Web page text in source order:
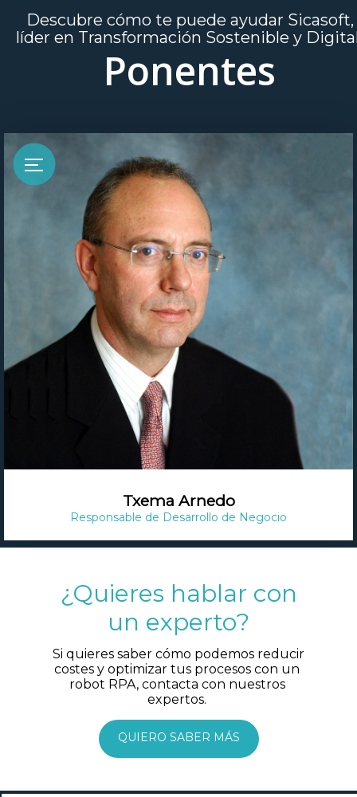
Descubre cómo te puede ayudar Sicasoft,
líder en Transformación Sostenible y
Ponentes
Txema Arnedo
Responsable de Desarrollo de Negocio
¿Quieres hablar con
un experto?
costes y optimizar tus procesos con un
robot RPA, contacta con nuestros
expertos.
QUIERO SABER MÁS